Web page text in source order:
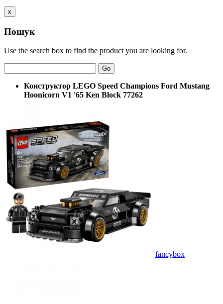
x
Пошук
Use the search box to find the product you are looking for.
Go
Конструктор LEGO Speed Champions Ford Mustang
Hoonicorn V1 '65 Ken Block 77262
fancybox